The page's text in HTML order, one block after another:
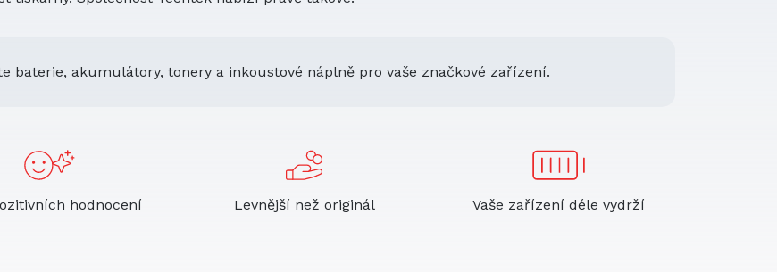
baterie, akumulátory, tonery a inkoustové náplně pro vaše značkové zařízení.
hodnocení Levnější než originál Vaše zařízení déle vydrží